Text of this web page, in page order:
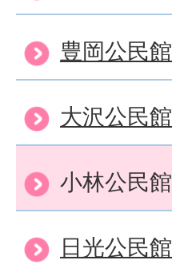
豊岡公民館
大沢公民館
小林公民館
日光公民館